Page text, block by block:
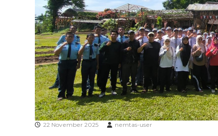
g
S
e
l
a
t
a
n
a
k
t
e
r
22 November 2025 nemtas-user